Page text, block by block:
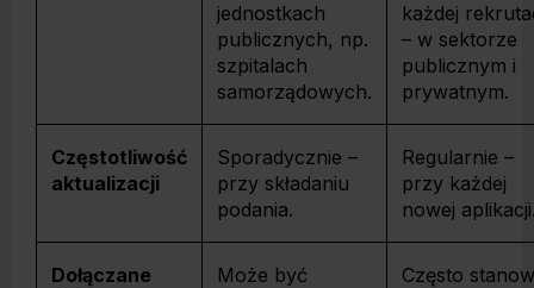
jednostkach
publicznych, np.
szpitalach
samorządowych.
każdej
– w sektorze
publicznym i
prywatnym.
Częstotliwość
aktualizacji
Sporadycznie –
przy składaniu
podania.
Regularnie –
przy każdej
nowej
Dołączane
Może być
Często